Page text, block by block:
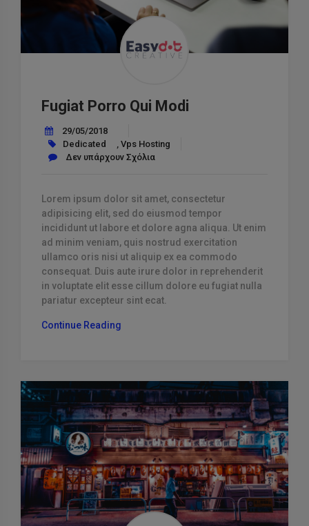
Fugiat Porro Qui Modi
29/05/2018
Dedicated
, Vps Hosting
Δεν υπάρχουν Σχόλια
Lorem ipsum dolor sit amet, consectetur
adipisicing elit, sed do eiusmod tempor
incididunt ut labore et dolore agna aliqua. Ut enim
ad minim veniam, quis nostrud exercitation
ullamco oris nisi ut aliquip ex ea commodo
consequat. Duis aute irure dolor in reprehenderit
in voluptate elit esse cillum dolore eu fugiat nulla
pariatur excepteur sint ecat.
Continue Reading